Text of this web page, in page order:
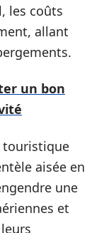
les coûts
allant
un bon
touristique
aisée en
une
et